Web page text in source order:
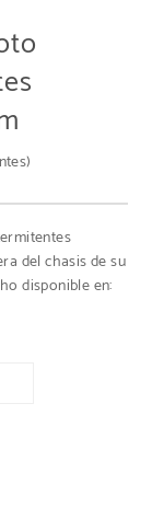
del chasis de su
disponible en: